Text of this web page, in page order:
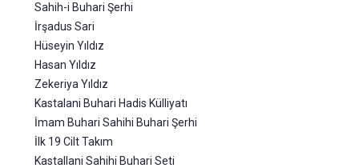
Sahih-i Buhari Şerhi
İrşadus Sari
Hüseyin Yıldız
Hasan Yıldız
Zekeriya Yıldız
Kastalani Buhari Hadis Külliyatı
İmam Buhari Sahihi Buhari Şerhi
İlk 19 Cilt Takım
Kastallani Sahihi Buhari Seti